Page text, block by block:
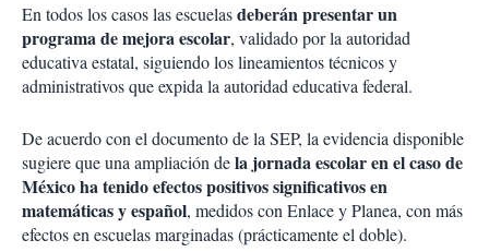
En todos los casos las escuelasdeberán presentar un
programa de mejora escolar, validado por la autoridad
educativa estatal, siguiendo los lineamientos técnicos y
administrativos que expida la autoridad educativa federal.
De acuerdo con el documento de la SEP, la evidencia disponible
sugiere que una ampliación dela jornada escolar en el caso de
México ha tenido efectos positivos significativos en
matemáticas y español, medidos con Enlace y Planea, con más
efectos en escuelas marginadas (prácticamente el doble).